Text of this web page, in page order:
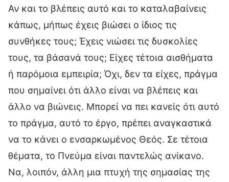
Αν και το βλέπεις αυτό και το καταλαβαίνεις
κάπως, μήπως έχεις βιώσει ο ίδιος τις
συνθήκες τους; Έχεις νιώσει τις δυσκολίες
τους, τα βάσανά τους; Είχες τέτοια αισθήματα
ή παρόμοια εμπειρία; Όχι, δεν τα είχες, πράγμα
που σημαίνει ότι άλλο είναι να βλέπεις και
άλλο να βιώνεις. Μπορεί να πει κανείς ότι αυτό
το πράγμα, αυτό το έργο, πρέπει αναγκαστικά
να το κάνει ο ενσαρκωμένος Θεός. Σε τέτοια
θέματα, το Πνεύμα είναι παντελώς ανίκανο.
Να, λοιπόν, άλλη μια πτυχή της σημασίας της